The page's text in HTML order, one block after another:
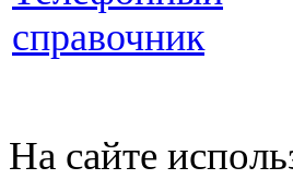
справочник
На сайте